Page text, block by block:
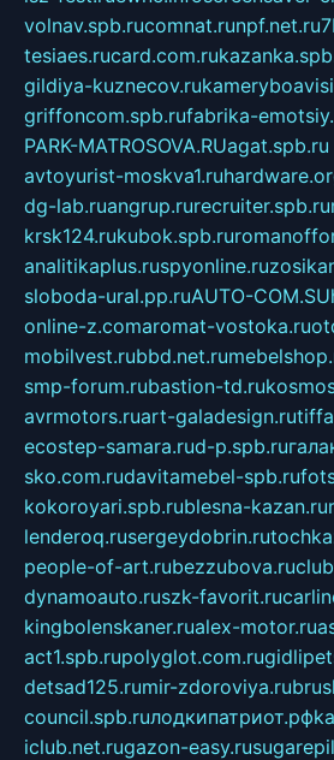
volnav.spb.rucomnat.runpf.net.ru
tesiaes.rucard.com.ru
gildiya-kuznecov.ru
griffoncom.spb.rufabrika-
PARK-MATROSOVA.RUagat.spb.ru
avtoyurist-moskva1.ru
dg-lab.ruangrup.rurecruiter.spb.ru
krsk124.rukubok.spb.ru
analitikaplus.ruspyonline.ru
sloboda-ural.pp.ruAUTO-COM.SU
online-z.comaromat-vostoka.ru
mobilvest.rubbd.net.ru
smp-forum.rubastion-td.ru
avrmotors.ruart-galadesign.ru
ecostep-samara.rud-p.spb.ru
sko.com.rudavitamebel-spb.ru
kokoroyari.spb.rublesna-kazan.ru
lenderoq.rusergeydobrin.ru
people-of-art.rubezzubova.ru
dynamoauto.ruszk-favorit.ru
kingbolenskaner.rualex-motor.ru
act1.spb.rupolyglot.com.ru
detsad125.rumir-zdoroviya.ru
council.spb.ruлодкипатриот.рф
iclub.net.rugazon-easy.ru